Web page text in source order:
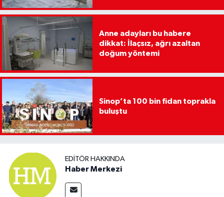
Anne adayları bu habere
dikkat: İlaçsız, ağrı azaltan
doğum yöntemi
Sinop’ta 100 bin fidan toprakla
buluştu
EDITÖR HAKKINDA
Haber Merkezi